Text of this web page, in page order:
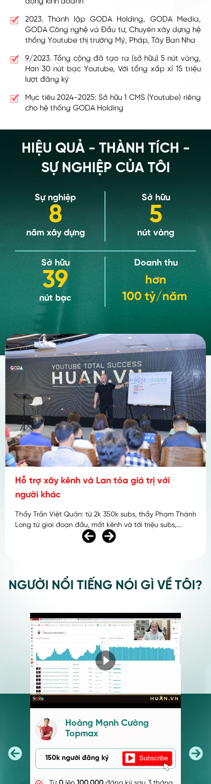
2023. Thành lập GODA Holding, GODA Media,
GODA Công nghệ và Đầu tư, Chuyên xây dựng hệ
thống Youtube thị trường Mỹ, Pháp, Tây Ban Nha
9/2023. Tổng cộng đã tạo ra (sở hữu) 5 nút vàng,
Hơn 30 nút bạc Youtube, Với tổng xấp xỉ 15 triệu
lượt đăng ký
Mục tiêu 2024-2025: Sở hữu 1 CMS (Youtube) riêng
cho hệ thống GODA Holding
HIỆU QUẢ - THÀNH TÍCH -
SỰ NGHIỆP CỦA TÔI
8
Sự nghiệp
năm xây dựng
5
Sở hữu
nút vàng
39
Sở hữu
nút bạc
Doanh thu
hơn
100 tỷ/năm
Xây phễu Marketing Online thu hút nhiều
khách hàng
Nhiều khách hàng cá nhân sẵn sàng đầu tư từ 500.000
đến 360.000.000 (ba trăm sáu mươi triệu đồng) cho giải
pháp Tư Vấn Phong Thủy Trọn Gói. Và tạo ra các con số
dẫn đầu cho hệ thống kinh doanh online cho tới hiện tại
NGƯỜI NỔI TIẾNG NÓI GÌ VỀ TÔI?
Chú Tùng trông xe
150k người đăng ký
(Webvision Việt Nam)